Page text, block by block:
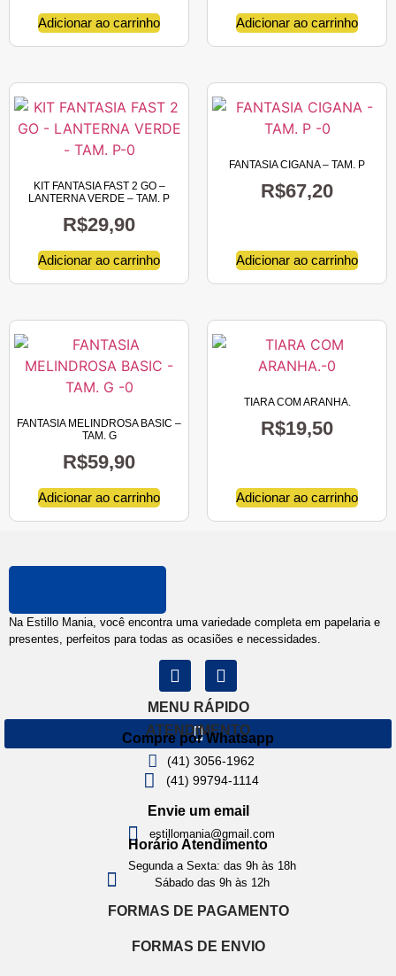
Adicionar ao carrinho Adicionar ao carrinho
KIT FANTASIA FAST 2 GO –
LANTERNA VERDE – TAM. P
R$29,90
Adicionar ao carrinho
FANTASIA CIGANA – TAM. P
R$67,20
Adicionar ao carrinho
FANTASIA MELINDROSA BASIC –
TAM. G
R$59,90
Adicionar ao carrinho
TIARA COM ARANHA.
R$19,50
Adicionar ao carrinho
Na Estillo Mania, você encontra uma variedade completa em papelaria e
presentes, perfeitos para todas as ocasiões e necessidades.
MENU RÁPIDO
ATENDIMENTO
Compre por Whatsapp
(41) 3056-1962
(41) 99794-1114
Envie um email
estillomania@gmail.com
Horário Atendimento
Segunda a Sexta: das 9h às 18h
Sábado das 9h às 12h
FORMAS DE PAGAMENTO
FORMAS DE ENVIO